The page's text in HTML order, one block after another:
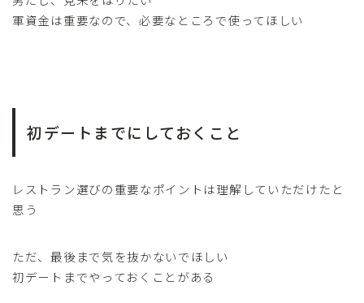
軍資金は重要なので、必要なところで使ってほしい
初デートまでにしておくこと
レストラン選びの重要なポイントは理解していただけたと
思う
ただ、最後まで気を抜かないでほしい
初デートまでやっておくことがある